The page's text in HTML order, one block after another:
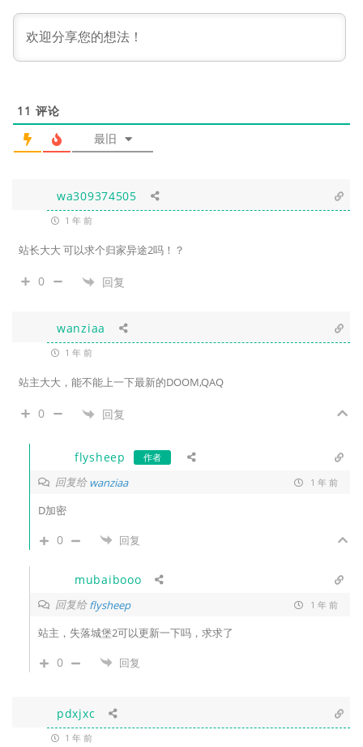
11 评论
最旧
wa309374505
1 年 前
站长大大 可以求个归家异途2吗！？
0 回复
wanziaa
1 年 前
站主大大，能不能上一下最新的DOOM,QAQ
0 回复
flysheep 作者
回复给 wanziaa 1 年 前
D加密
0 回复
mubaibooo
回复给flysheep 1 年 前
站主，失落城堡2可以更新一下吗，求求了
0 回复
pdxjxc
1 年 前